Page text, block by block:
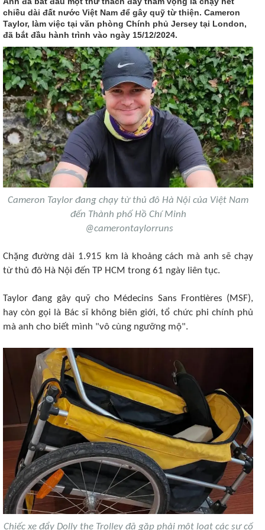
chiều dài đất nước Việt Nam để gây quỹ từ thiện. Cameron
Taylor, làm việc tại văn phòng Chính phủ Jersey tại London,
đã bắt đầu hành trình vào ngày 15/12/2024.
Cameron Taylor đang chạy từ thủ đô Hà Nội của Việt Nam
đến Thành phố Hồ Chí Minh
@camerontaylorruns
Chặng đường dài 1.915 km là khoảng cách mà anh sẽ chạy
từ thủ đô Hà Nội đến TP HCM trong 61 ngày liên tục.
Taylor đang gây quỹ cho Médecins Sans Frontières (MSF),
hay còn gọi là Bác sĩ không biên giới, tổ chức phi chính phủ
mà anh cho biết mình "vô cùng ngưỡng mộ".
Chiếc xe đẩy Dolly the Trolley đã gặp phải một loạt các sự cố